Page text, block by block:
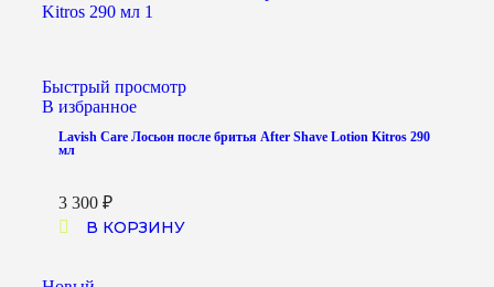
Быстрый просмотр
В избранное
Lavish Care Лосьон после бритья After Shave Lotion Kitros 290
мл
3 300 ₽
В КОРЗИНУ